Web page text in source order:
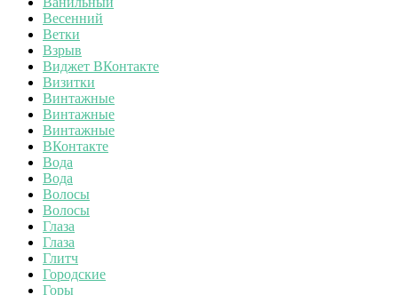
Весенний
Ветки
Взрыв
Виджет ВКонтакте
Визитки
Винтажные
Винтажные
Винтажные
ВКонтакте
Вода
Вода
Волосы
Волосы
Глаза
Глаза
Глитч
Городские
Горы